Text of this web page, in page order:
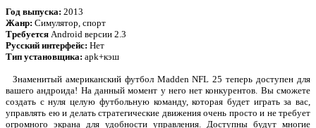
Год выпуска: 2013
Жанр: Симулятор, спорт
Требуется Android версии 2.3
Русский интерфейс: Нет
Тип установщика: apk+кэш
Знаменитый американский футбол Madden NFL 25 теперь доступен для
вашего андроида! На данный момент у него нет конкурентов. Вы сможете
создать с нуля целую футбольную команду, которая будет играть за вас,
управлять ею и делать стратегические движения очень просто и не требует
огромного экрана для удобности управления. Доступны будут многие